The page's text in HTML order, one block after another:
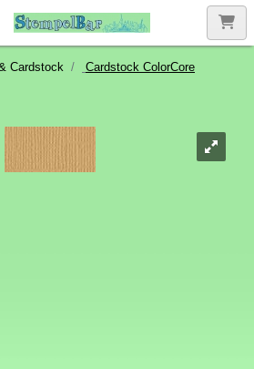
Cardstock Cardstock ColorCore